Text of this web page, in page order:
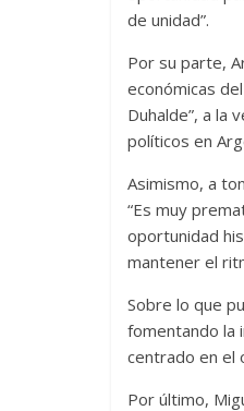
de unidad”.
Por su parte,
económicas
Duhalde”, a la
políticos en
Asimismo, a
“Es muy
oportunidad
mantener el
Sobre lo que
fomentando la
centrado en el
Por último,